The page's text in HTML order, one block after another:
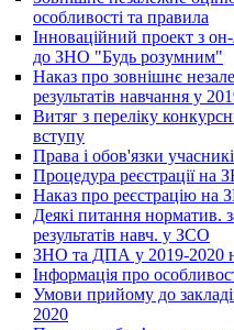
особливості та правила
Інноваційний проект з
до ЗНО "Будь розумним"
Наказ про зовнішнє
результатів навчання у
Витяг з переліку
вступу
Права і обов'язки
Процедура реєстрації на
Наказ про реєстрацію на
Деякі питання норматив.
результатів навч. у ЗСО
ЗНО та ДПА у 2019-2020
Інформація про
Умови прийому до
2020